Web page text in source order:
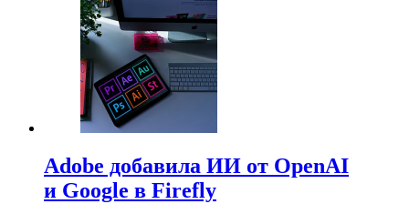
Adobe добавила ИИ от OpenAI
и Google в Firefly